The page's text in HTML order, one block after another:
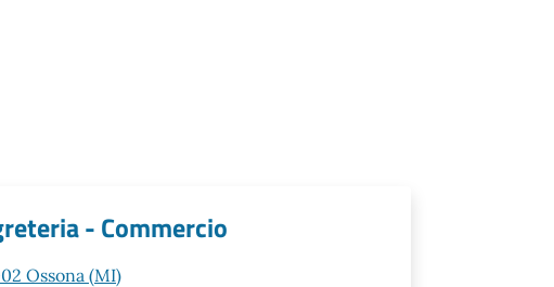
- Commercio
Ossona (MI)